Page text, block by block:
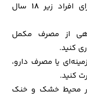
افراد زیر 18 سال
از مصرف مکمل
کنید.
یا مصرف دارو،
کنید.
محیط خشک و خنک